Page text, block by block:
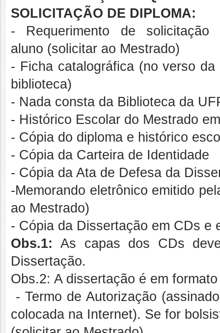
SOLICITAÇÃO DE DIPLOMA:
- Requerimento de solicitação
aluno (solicitar ao Mestrado)
- Ficha catalográfica (no verso
biblioteca)
- Nada consta da Biblioteca da
- Histórico Escolar do Mestrado
- Cópia do diploma e histórico
- Cópia da Carteira de Identidade
- Cópia da Ata de Defesa da
-Memorando eletrônico emitido
ao Mestrado)
- Cópia da Dissertação em CDs e
Obs.1: As capas dos CDs
Dissertação.
Obs.2: A dissertação é em
- Termo de Autorização
colocada na Internet). Se for